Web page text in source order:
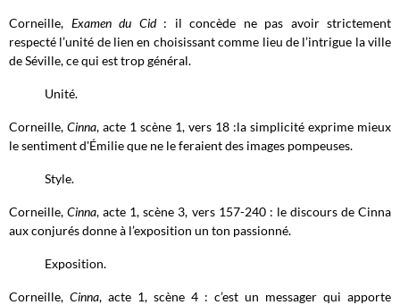
Corneille, Examen du Cid : il concède ne pas avoir strictement
respecté l’unité de lien en choisissant comme lieu de l’intrigue la ville
de Séville, ce qui est trop général.
Unité.
Corneille, Cinna, acte 1 scène 1, vers 18 :la simplicité exprime mieux
le sentiment d'Émilie que ne le feraient des images pompeuses.
Style.
Corneille,Cinna, acte 1, scène 3, vers 157-240 : le discours de Cinna
aux conjurés donne à l’exposition un ton passionné.
Exposition.
Corneille, Cinna, acte 1, scène 4 : c’est un messager qui apporte